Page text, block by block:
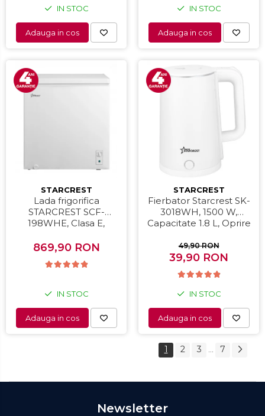
IN STOC
Adauga in cos
IN STOC
Adauga in cos
STARCREST
Lada frigorifica
STARCREST SCF-
198WHE, Clasa E,
convertibil - functie
frigider, Termostat
reglabil, Alb
869,90 RON
IN STOC
Adauga in cos
STARCREST
Fierbator Starcrest SK-
3018WH, 1500 W,
Capacitate 1.8 L, Oprire
49,90 RON
39,90 RON
IN STOC
Adauga in cos
1 2 3 7
Newsletter